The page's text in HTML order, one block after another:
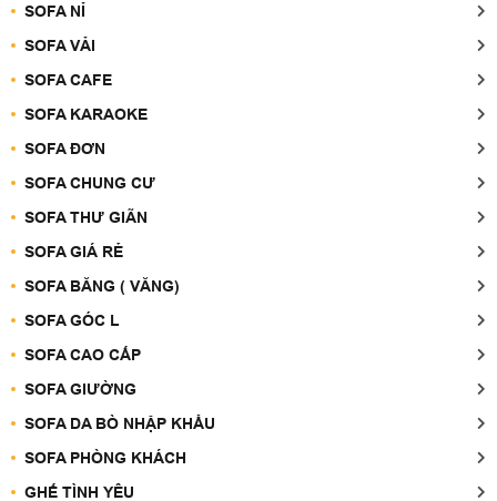
SOFA NỈ
SOFA VẢI
SOFA CAFE
SOFA KARAOKE
SOFA ĐƠN
SOFA CHUNG CƯ
SOFA THƯ GIÃN
SOFA GIÁ RẺ
SOFA BĂNG ( VĂNG)
SOFA GÓC L
SOFA CAO CẤP
SOFA GIƯỜNG
SOFA DA BÒ NHẬP KHẨU
SOFA PHÒNG KHÁCH
GHẾ TÌNH YÊU